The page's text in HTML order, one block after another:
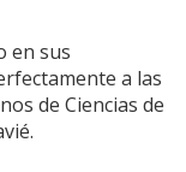
en sus
a las
de Ciencias de